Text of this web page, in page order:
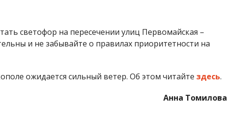
светофор на пересечении улиц Первомайская –
и не забывайте о правилах приоритетности на
ожидается сильный ветер. Об этом читайте здесь.
Анна Томилова